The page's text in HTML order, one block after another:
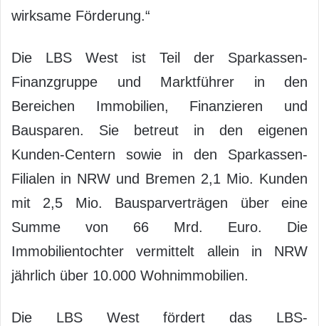
wirksame Förderung.“
Die LBS West ist Teil der Sparkassen-
Finanzgruppe und Marktführer in den
Bereichen Immobilien, Finanzieren und
Bausparen. Sie betreut in den eigenen
Kunden-Centern sowie in den Sparkassen-
Filialen in NRW und Bremen 2,1 Mio. Kunden
mit 2,5 Mio. Bausparverträgen über eine
Summe von 66 Mrd. Euro. Die
Immobilientochter vermittelt allein in NRW
jährlich über 10.000 Wohnimmobilien.
Die LBS West fördert das LBS-